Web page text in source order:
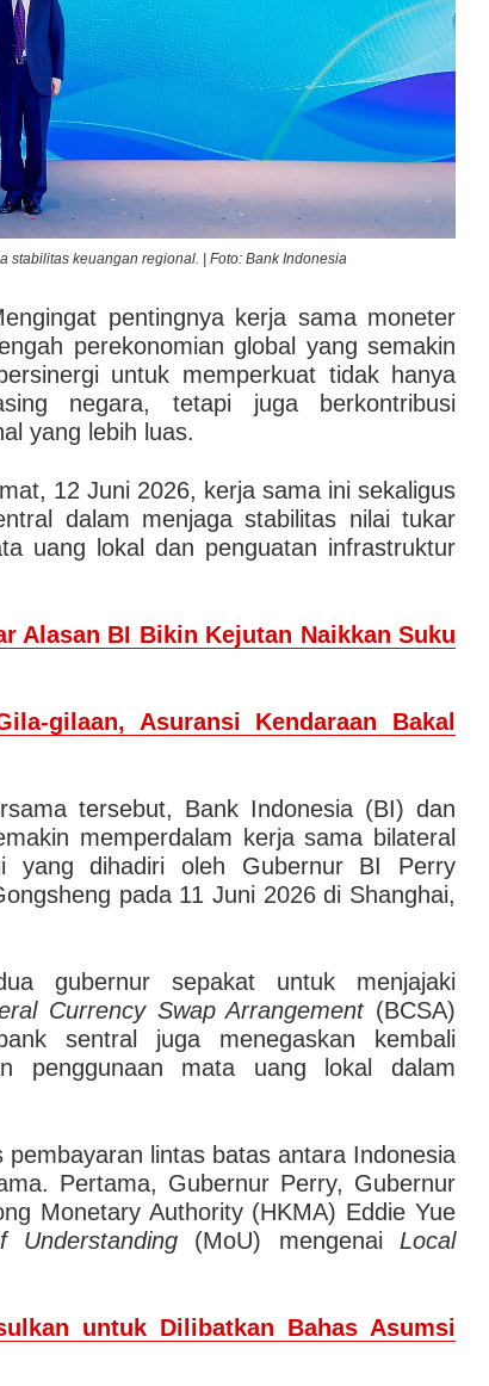
stabilitas keuangan regional. | Foto: Bank Indonesia
pentingnya kerja sama moneter
perekonomian global yang semakin
untuk memperkuat tidak hanya
negara, tetapi juga berkontribusi
yang lebih luas.
12 Juni 2026, kerja sama ini sekaligus
dalam menjaga stabilitas nilai tukar
uang lokal dan penguatan infrastruktur
Alasan BI Bikin Kejutan Naikkan Suku
gilaan, Asuransi Kendaraan Bakal
tersebut, Bank Indonesia (BI) dan
memperdalam kerja sama bilateral
yang dihadiri oleh Gubernur BI Perry
pada 11 Juni 2026 di Shanghai,
gubernur sepakat untuk menjajaki
Currency Swap Arrangement(BCSA)
sentral juga menegaskan kembali
penggunaan mata uang lokal dalam
lintas batas antara Indonesia
Pertama, Gubernur Perry, Gubernur
Monetary Authority (HKMA) Eddie Yue
Understanding(MoU) mengenai Local
untuk Dilibatkan Bahas Asumsi